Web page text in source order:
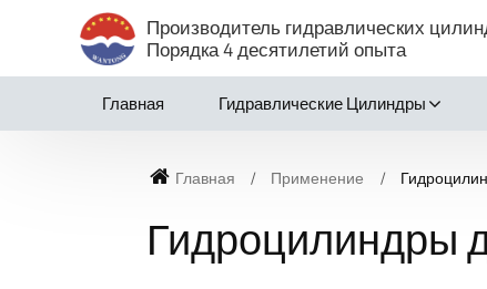
Производитель гидравлических
Порядка 4 десятилетий опыта
Главная Гидравлические Цилиндры
Главная Применение
Гидроцилиндры